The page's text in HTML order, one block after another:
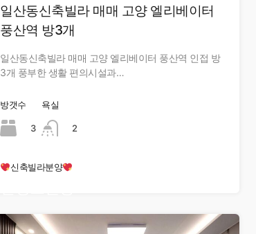
일산동신축빌라 매매 고양 엘리베이터
풍산역 방3개
일산동신축빌라 매매 고양 엘리베이터 풍산역 인접 방
3개 풍부한 생활 편의시설과…
방갯수
3
욕실
2
신축빌라분양